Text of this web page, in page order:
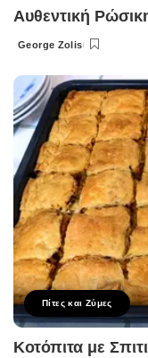
Αυθεντική
Posted
George Zolis
Πίτες και Ζύμες
Κοτόπιτα με